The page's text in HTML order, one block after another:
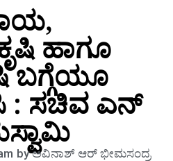
ಹಾಗೂ
ಬಗ್ಗೆಯೂ
: ಸಚಿವ ಎನ್
byಅವಿನಾಶ್‌ ಆರ್‌ ಭೀಮಸಂದ್ರ